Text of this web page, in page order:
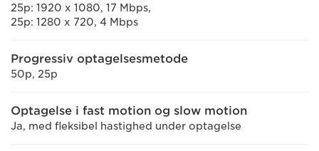
25p: 1920 x 1080, 17 Mbps,
25p: 1280 x 720, 4 Mbps
Progressiv optagelsesmetode
50p, 25p
Optagelse i fast motion og slow motion
Ja, med fleksibel hastighed under optagelse